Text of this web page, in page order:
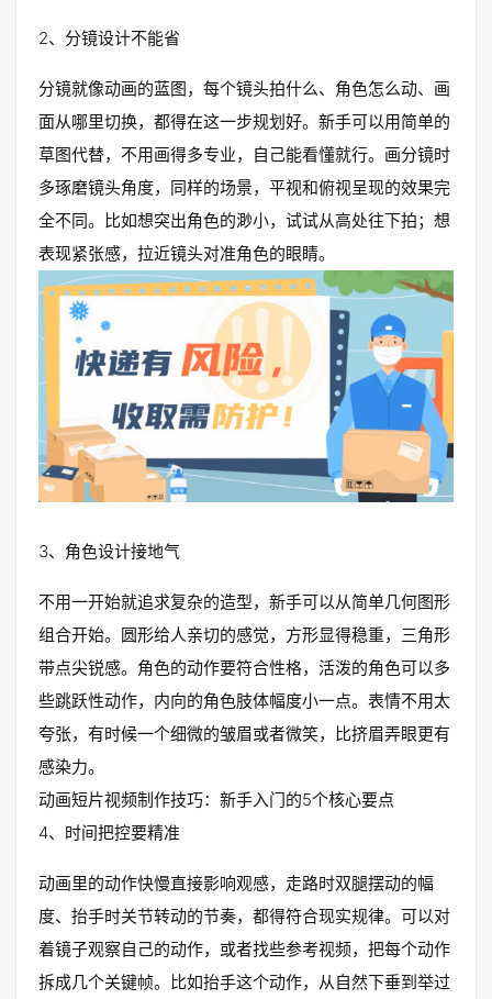
2、分镜设计不能省
分镜就像动画的蓝图，每个镜头拍什么、角色怎么动、画
面从哪里切换，都得在这一步规划好。新手可以用简单的
草图代替，不用画得多专业，自己能看懂就行。画分镜时
多琢磨镜头角度，同样的场景，平视和俯视呈现的效果完
全不同。比如想突出角色的渺小，试试从高处往下拍；想
表现紧张感，拉近镜头对准角色的眼睛。
3、角色设计接地气
不用一开始就追求复杂的造型，新手可以从简单几何图形
组合开始。圆形给人亲切的感觉，方形显得稳重，三角形
带点尖锐感。角色的动作要符合性格，活泼的角色可以多
些跳跃性动作，内向的角色肢体幅度小一点。表情不用太
夸张，有时候一个细微的皱眉或者微笑，比挤眉弄眼更有
感染力。
动画短片视频制作技巧：新手入门的5个核心要点
4、时间把控要精准
动画里的动作快慢直接影响观感，走路时双腿摆动的幅
度、抬手时关节转动的节奏，都得符合现实规律。可以对
着镜子观察自己的动作，或者找些参考视频，把每个动作
拆成几个关键帧。比如抬手这个动作，从自然下垂到举过